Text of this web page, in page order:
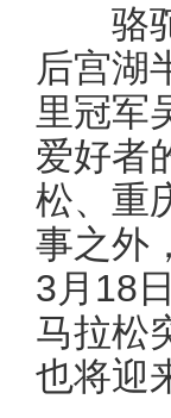
骆驼
后宫湖
里冠军
爱好者
松、重
事之外
3月18
马拉松
也将迎